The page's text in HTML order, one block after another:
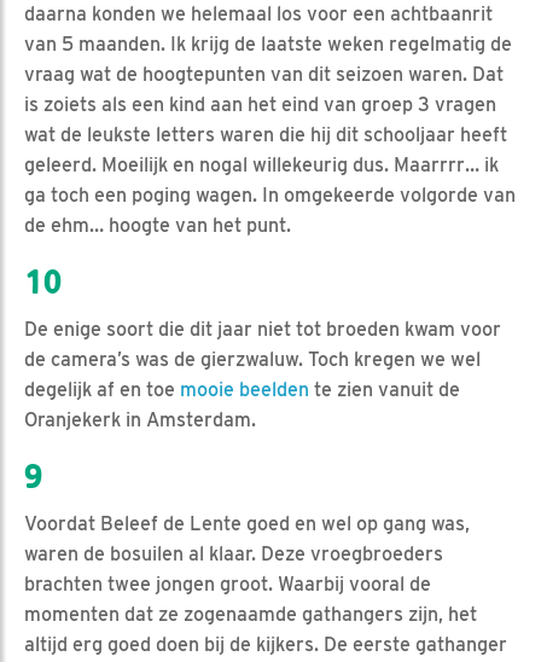
daarna konden we helemaal los voor een achtbaanrit
van 5 maanden. Ik krijg de laatste weken regelmatig de
vraag wat de hoogtepunten van dit seizoen waren. Dat
is zoiets als een kind aan het eind van groep 3 vragen
wat de leukste letters waren die hij dit schooljaar heeft
geleerd. Moeilijk en nogal willekeurig dus. Maarrrr… ik
ga toch een poging wagen. In omgekeerde volgorde van
de ehm… hoogte van het punt.
10
De enige soort die dit jaar niet tot broeden kwam voor
de camera’s was de gierzwaluw. Toch kregen we wel
degelijk af en toe mooie beelden te zien vanuit de
Oranjekerk in Amsterdam.
9
Voordat Beleef de Lente goed en wel op gang was,
waren de bosuilen al klaar. Deze vroegbroeders
brachten twee jongen groot. Waarbij vooral de
momenten dat ze zogenaamde gathangers zijn, het
altijd erg goed doen bij de kijkers. De eerste gathanger